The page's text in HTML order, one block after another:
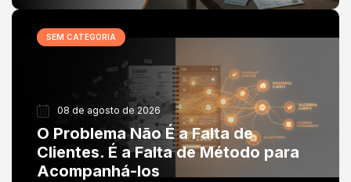
SEM CATEGORIA
08 de agosto de 2026
O Problema Não É a Falta de
Clientes. É a Falta de Método para
Acompanhá-los